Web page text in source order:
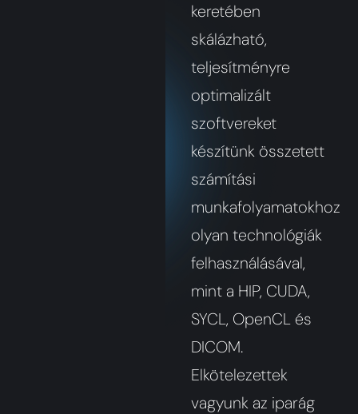
keretében
skálázható,
teljesítményre
optimalizált
szoftvereket
készítünk összetett
számítási
munkafolyamatokhoz
olyan technológiák
felhasználásával,
mint a HIP, CUDA,
SYCL, OpenCL és
DICOM.
Elkötelezettek
vagyunk az iparág